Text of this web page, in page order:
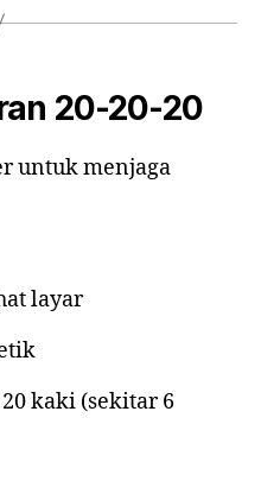
20-20-20
untuk menjaga
layar
kaki (sekitar 6